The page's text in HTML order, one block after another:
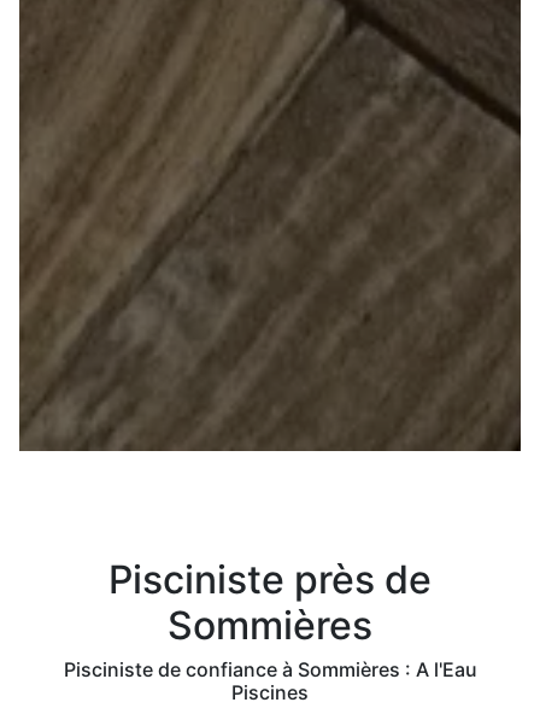
Pisciniste près de
Sommières
Pisciniste de confiance à Sommières : A l'Eau
Piscines